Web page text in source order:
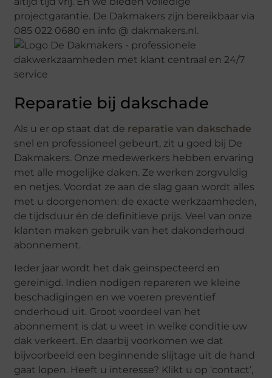
projectgarantie. De Dakmakers zijn bereikbaar via
085 022 0680 en info @ dakmakers.nl.
Reparatie bij dakschade
Als u er op staat dat de reparatie van dakschade
snel en professioneel gebeurt, zit u goed bij De
Dakmakers. Onze medewerkers hebben ervaring
met alle mogelijke daken. Ze werken zorgvuldig
en netjes. Voordat ze aan de slag gaan wordt alles
met u doorgenomen: de exacte werkzaamheden,
de tijdsduur én de definitieve prijs. Veel van onze
klanten maken gebruik van het dakonderhoud
abonnement.
Ieder jaar wordt het dak geïnspecteerd en
gereinigd. Indien nodigen repareren we kleine
beschadigingen en we voeren preventief
onderhoud uit. Groot voordeel van het
abonnement is dat u weet in welke conditie uw
dak verkeert. En daarbij voorkomen we dat
bijvoorbeeld een beginnende slijtage uit de hand
gaat lopen. Heeft u interesse? Klikt u op ‘contact’,